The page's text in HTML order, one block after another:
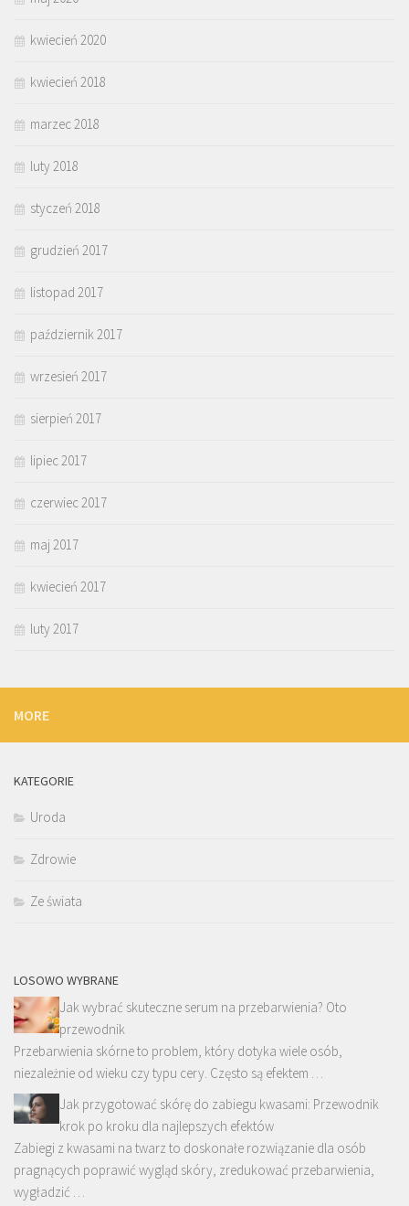
kwiecień 2020
kwiecień 2018
marzec 2018
luty 2018
styczeń 2018
grudzień 2017
listopad 2017
październik 2017
wrzesień 2017
sierpień 2017
lipiec 2017
czerwiec 2017
maj 2017
kwiecień 2017
luty 2017
MORE
KATEGORIE
Uroda
Zdrowie
Ze świata
LOSOWO WYBRANE
Jak wybrać skuteczne serum na przebarwienia? Oto
przewodnik
Przebarwienia skórne to problem, który dotyka wiele osób,
niezależnie od wieku czy typu cery. Często są efektem …
Jak przygotować skórę do zabiegu kwasami: Przewodnik
krok po kroku dla najlepszych efektów
Zabiegi z kwasami na twarz to doskonałe rozwiązanie dla osób
pragnących poprawić wygląd skóry, zredukować przebarwienia,
wygładzić …